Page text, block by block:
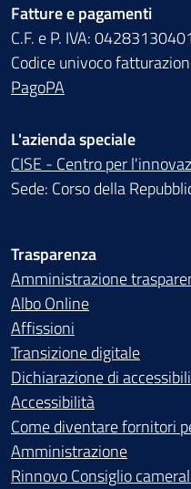
Fatture e pagamenti
C.F. e P. IVA: 04283130401
Codice univoco
PagoPA
L'azienda speciale
CISE - Centro per
Sede: Corso della
Trasparenza
Amministrazione
Albo Online
Affissioni
Transizione digitale
Dichiarazione di
Accessibilità
Come diventare fornitori
Amministrazione
Rinnovo Consiglio